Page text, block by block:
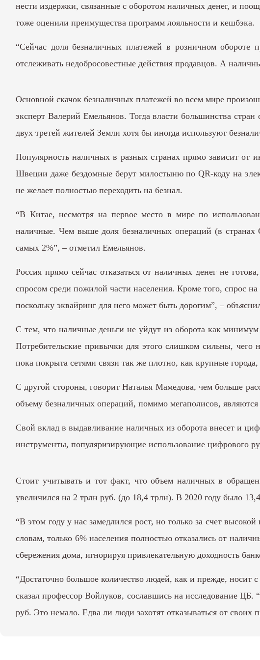
нести издержки, связанные с оборотом наличных денег, и
тоже оценили преимущества программ лояльности и кешбэка.
“Сейчас доля безналичных платежей в розничном обороте
отслеживать недобросовестные действия продавцов. А
Основной скачок безналичных платежей во всем мире
эксперт Валерий Емельянов. Тогда власти большинства
двух третей жителей Земли хотя бы иногда используют
Популярность наличных в разных странах прямо зависит от
Швеции даже бездомные берут милостыню по QR-коду на
не желает полностью переходить на безнал.
“В Китае, несмотря на первое место в мире по
наличные. Чем выше доля безналичных операций (в странах
самых 2%”, – отметил Емельянов.
Россия прямо сейчас отказаться от наличных денег не
спросом среди пожилой части населения. Кроме того, спрос
поскольку эквайринг для него может быть дорогим”, –
С тем, что наличные деньги не уйдут из оборота как
Потребительские привычки для этого слишком сильны, чего
пока покрыта сетями связи так же плотно, как крупные
С другой стороны, говорит Наталья Мамедова, чем больше
объему безналичных операций, помимо мегаполисов,
Свой вклад в выдавливание наличных из оборота внесет и
инструменты, популяризирующие использование цифрового
Стоит учитывать и тот факт, что объем наличных в
увеличился на 2 трлн руб. (до 18,4 трлн). В 2020 году было
“В этом году у нас замедлился рост, но только за счет
словам, только 6% населения полностью отказались от
сбережения дома, игнорируя привлекательную доходность
“Достаточно большое количество людей, как и прежде,
сказал профессор Войлуков, сославшись на исследование
руб. Это немало. Едва ли люди захотят отказываться от своих